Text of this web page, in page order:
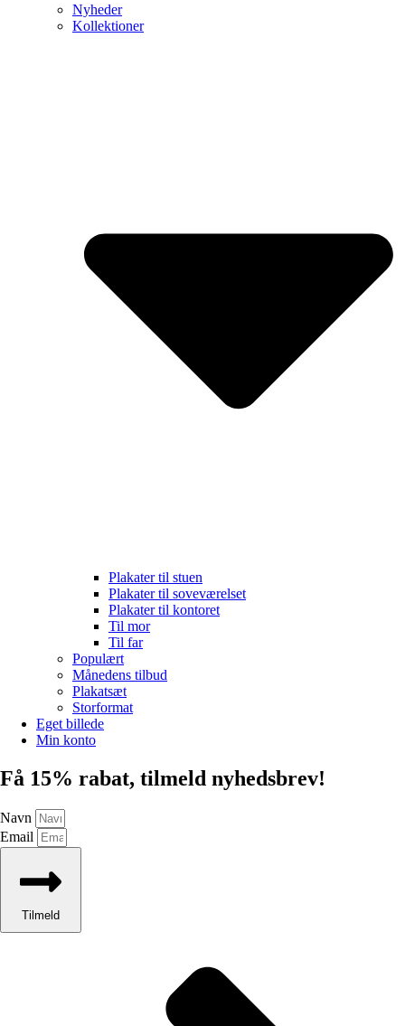
Nyheder
Kollektioner
Plakater til stuen
Plakater til soveværelset
Plakater til kontoret
Til mor
Til far
Populært
Månedens tilbud
Plakatsæt
Storformat
Eget billede
Min konto
Få 15% rabat, tilmeld nyhedsbrev!
Navn
Email
Tilmeld